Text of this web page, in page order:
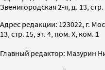
Звенигородская 2-я, д. 13, стр.
Адрес редакции: 123022, г.
13, стр. 15, эт. 4, пом. X, ком. 1
Главный редактор: Мазурин